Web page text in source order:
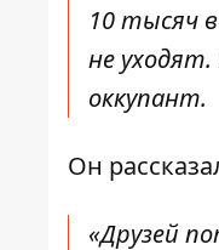
10 тысяч
не
оккупант.
Он
«Друзей